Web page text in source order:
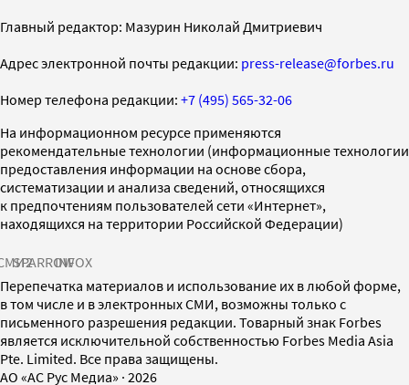
Главный редактор: Мазурин Николай Дмитриевич
Адрес электронной почты редакции: press-release@forbes.ru
Номер телефона редакции: +7 (495) 565-32-06
На информационном ресурсе применяются
рекомендательные технологии (информационные технологии
предоставления информации на основе сбора,
систематизации и анализа сведений, относящихся
к предпочтениям пользователей сети «Интернет»,
находящихся на территории Российской Федерации)
SPARROWINFOX
Перепечатка материалов и использование их в любой форме,
в том числе и в электронных СМИ, возможны только с
письменного разрешения редакции. Товарный знак Forbes
является исключительной собственностью Forbes Media Asia
Pte. Limited. Все права защищены.
AO «АС Рус Медиа» · 2026